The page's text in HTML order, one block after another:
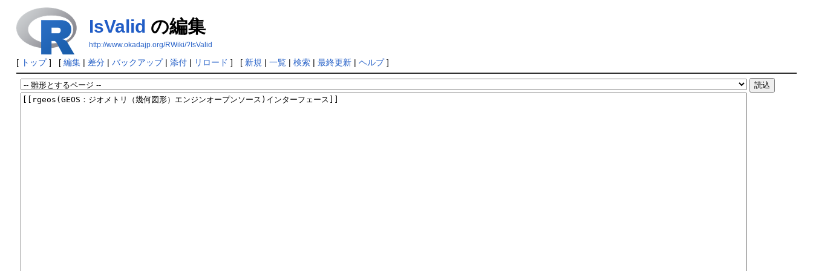
IsValid の編集
http://www.okadajp.org/RWiki/?IsValid
[ トップ] [ 編集| 差分| バックアップ| 添付| リロード ] [ 新規 | 一覧| 検索| 最終更新| ヘルプ]